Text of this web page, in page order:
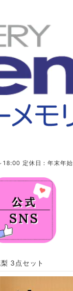
定休日：年末年始
3点セット